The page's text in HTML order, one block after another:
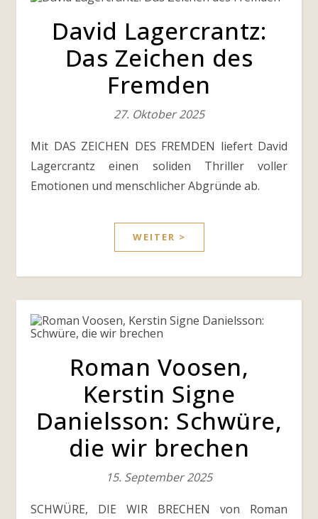
David Lagercrantz:
Das Zeichen des
Fremden
27. Oktober 2025
Mit DAS ZEICHEN DES FREMDEN liefert David
Lagercrantz einen soliden Thriller voller
Emotionen und menschlicher Abgründe ab.
WEITER >
Roman Voosen,
Kerstin Signe
Danielsson: Schwüre,
die wir brechen
15. September 2025
SCHWÜRE, DIE WIR BRECHEN von Roman